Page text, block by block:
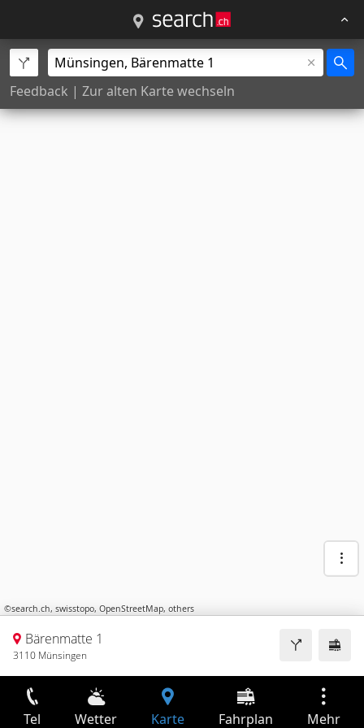
Feedback | Zur alten Karte wechseln
©search.ch, swisstopo, OpenStreetMap, others
Bärenmatte 1
3110 Münsingen
Tel Wetter Karte Fahrplan Mehr